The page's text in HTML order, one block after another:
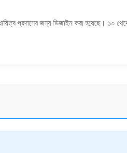
প্রদানের জন্য ডিজাইন করা হয়েছে। ১০